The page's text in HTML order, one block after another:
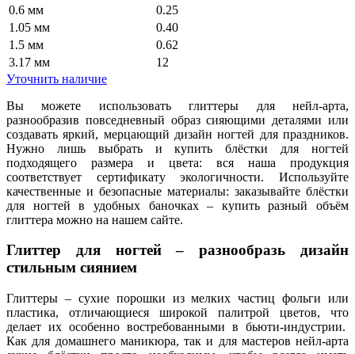
0.6 мм
0.25
1.05 мм
0.40
1.5 мм
0.62
3.17 мм
12
Уточнить наличие
Вы можете использовать глиттеры для нейл-арта,
разнообразив повседневный образ сияющими деталями или
создавать яркий, мерцающий дизайн ногтей для праздников.
Нужно лишь выбрать и купить блёстки для ногтей
подходящего размера и цвета: вся наша продукция
соответствует сертификату экологичности. Используйте
качественные и безопасные материалы: заказывайте блёстки
для ногтей в удобных баночках – купить разный объём
глиттера можно на нашем сайте.
Глиттер для ногтей – разнообразь дизайн
стильным сиянием
Глиттеры – сухие порошки из мелких частиц фольги или
пластика, отличающиеся широкой палитрой цветов, что
делает их особенно востребованными в бьюти-индустрии.
Как для домашнего маникюра, так и для мастеров нейл-арта